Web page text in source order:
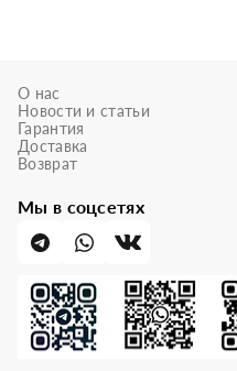
О нас
Новости и статьи
Гарантия
Доставка
Возврат
Мы в соцсетях